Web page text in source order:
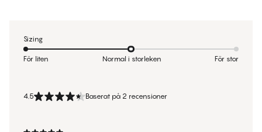
4.5 Baserat på 2 recensioner
Sizing
För liten Normal i storleken För stor